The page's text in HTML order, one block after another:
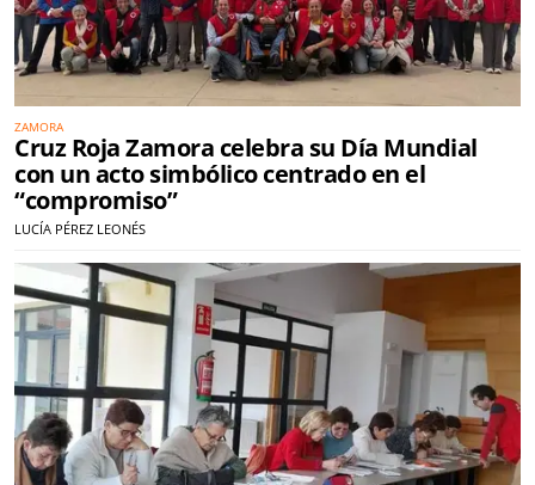
ZAMORA
Cruz Roja Zamora celebra su Día Mundial
con un acto simbólico centrado en el
“compromiso”
LUCÍA PÉREZ LEONÉS